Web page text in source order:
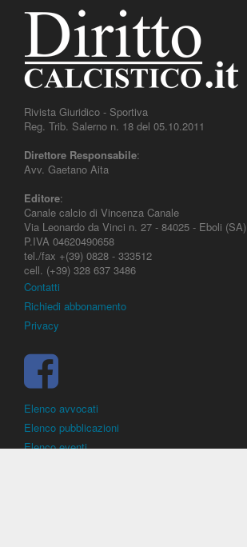
Rivista Giuridico - Sportiva
Reg. Trib. Salerno n. 18 del 05.10.2011
Direttore Responsabile:
Avv. Gaetano Aita
Editore:
Canale calcio di Vincenza Canale
Via Leonardo da Vinci n. 27 - 84025 - Eboli (SA)
P.IVA 04620490658
tel./fax +(39) 0828 - 333512
cell. (+39) 328 637 3486
Contatti
Richiedi abbonamento
Privacy
Elenco avvocati
Elenco pubblicazioni
Elenco eventi